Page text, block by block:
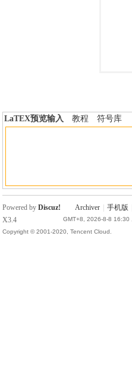
LaTEX预览输入 教程
符号库
Archiver 手机版
GMT+8, 2026-8-8 16:30
Powered byDiscuz!
X3.4
Copyright © 2001-2020, Tencent Cloud.